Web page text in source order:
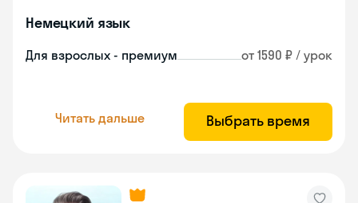
Немецкий язык
Для взрослых - премиум от 1590 ₽ / урок
Читать дальше Выбрать время